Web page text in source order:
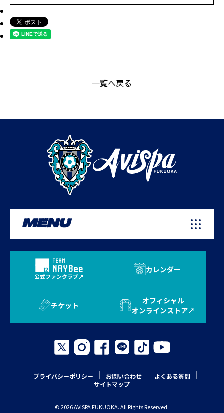
一覧へ戻る
MENU
公式ファンクラブ
カレンダー
チケット
オフィシャル
オンラインストア
プライバシーポリシー お問い合わせ
よくある質問
サイトマップ
© 2026 AVISPA FUKUOKA. All Rights Reserved.